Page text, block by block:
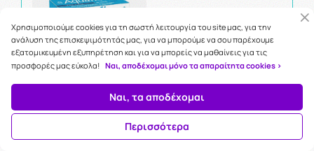
Η τιμή μας:
14.40€
ΜΗ ΔΙΑΘΈΣΙΜΟ
Χρησιμοποιούμε cookies για τη σωστή λειτουργία του site μας, για την
ανάλυση της επισκεψιμότητάς μας, για να μπορούμε να σου παρέχουμε
εξατομικευμένη εξυπηρέτηση και για να μπορείς να μαθαίνεις για τις
προσφορές μας εύκολα! Ναι, αποδέχομαι μόνο τα απαραίτητα cookies >
Ναι, τα αποδέχομαι
Περισσότερα